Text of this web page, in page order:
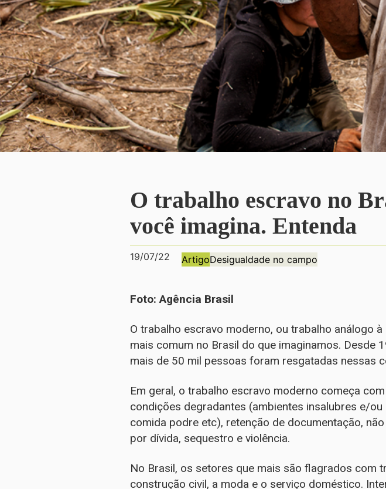
O trabalho escravo no
você imagina. Entenda
19/07/22 ArtigoDesigualdade no campo
Foto: Agência Brasil
O trabalho escravo moderno, ou trabalho análogo
mais comum no Brasil do que imaginamos. Desde
mais de 50 mil pessoas foram resgatadas nessas
Em geral, o trabalho escravo moderno começa
condições degradantes (ambientes insalubres e/
comida podre etc), retenção de documentação,
por dívida, sequestro e violência.
No Brasil, os setores que mais são flagrados com
construção civil, a moda e o serviço doméstico.